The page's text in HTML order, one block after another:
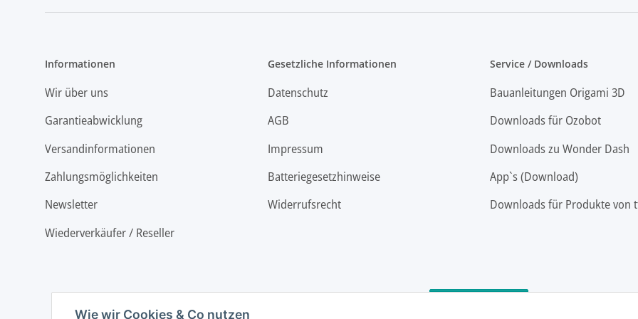
Wie wir Cookies & Co nutzen
Informationen
Wir über uns
Garantieabwicklung
Versandinformationen
Zahlungsmöglichkeiten
Newsletter
Wiederverkäufer / Reseller
Gesetzliche Informationen
Datenschutz
AGB
Impressum
Batteriegesetzhinweise
Widerrufsrecht
Service / Downloads
Bauanleitungen Origami 3D
Downloads für Ozobot
Downloads zu Wonder Dash
App`s (Download)
Downloads für Produkte von